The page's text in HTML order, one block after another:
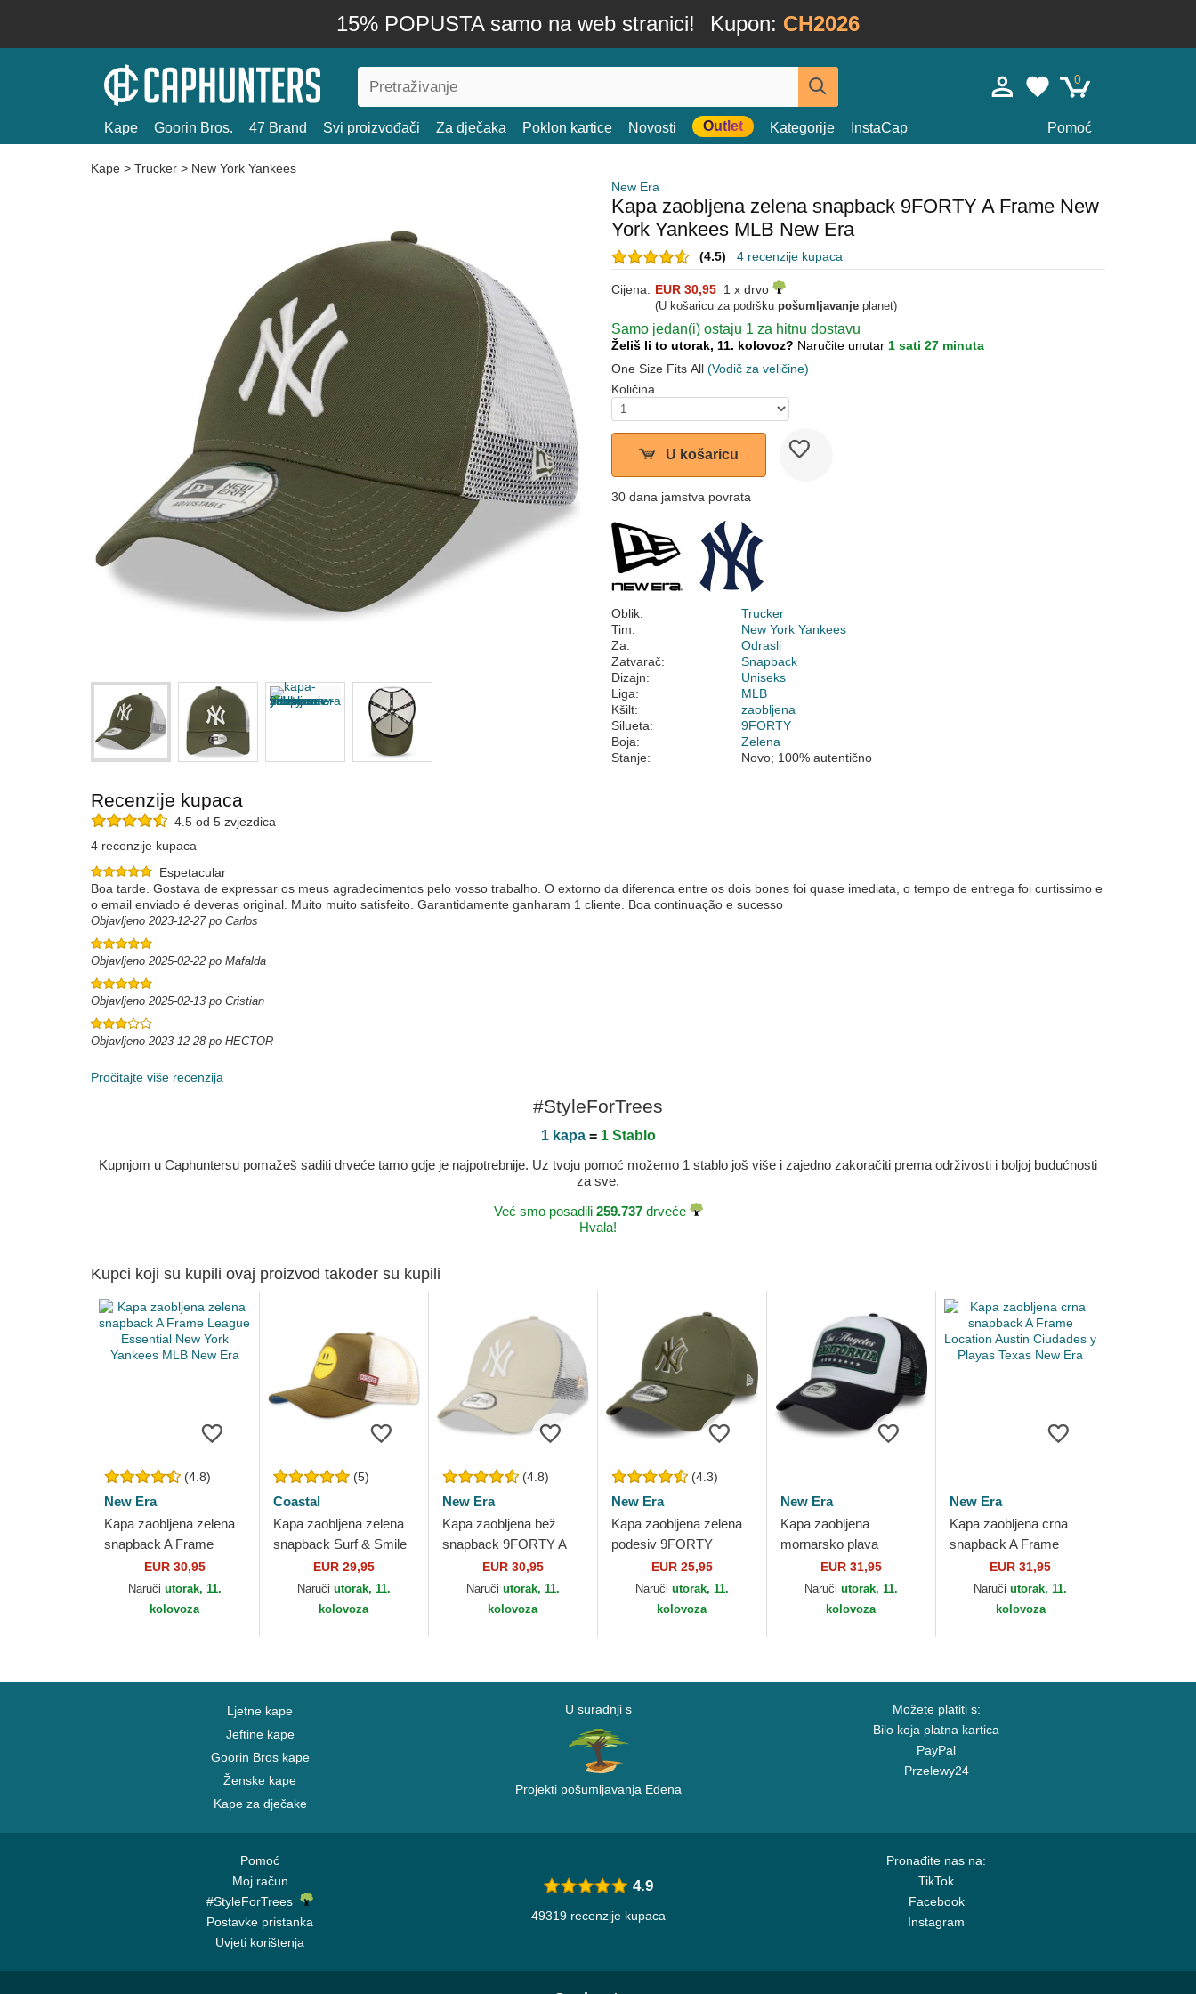
15% POPUSTA samo na web stranici! Kupon: CH2026
0
Kape Goorin Bros. 47 Brand Svi proizvođači Za dječaka Poklon kartice Novosti Outlet Kategorije InstaCap Pomoć
Kape > Trucker > New York Yankees
New Era
Kapa zaobljena zelena snapback 9FORTY A Frame New
York Yankees MLB New Era
(4.5) 4 recenzije kupaca
Cijena: EUR 30,95 1 x drvo
(U košaricu za podršku pošumljavanje planet)
Samo jedan(i) ostaju 1 za hitnu dostavu
Želiš li to utorak, 11. kolovoz? Naručite unutar 1 sati 27 minuta
One Size Fits All (Vodič za veličine)
Količina
U košaricu
30 dana jamstva povrata
Oblik:
Trucker
Tim:
New York Yankees
Za:
Odrasli
Zatvarač:
Snapback
Dizajn:
Uniseks
Liga:
MLB
Kšilt:
zaobljena
Silueta:
9FORTY
Boja:
Zelena
Stanje:
Novo; 100% autentično
Recenzije kupaca
4.5 od 5 zvjezdica
4 recenzije kupaca
Espetacular
Boa tarde. Gostava de expressar os meus agradecimentos pelo vosso trabalho. O extorno da diferenca entre os dois bones foi quase imediata, o tempo de entrega foi curtissimo e
o email enviado é deveras original. Muito muito satisfeito. Garantidamente ganharam 1 cliente. Boa continuação e sucesso
Objavljeno 2023-12-27 po Carlos
Objavljeno 2025-02-22 po Mafalda
Objavljeno 2025-02-13 po Cristian
Objavljeno 2023-12-28 po HECTOR
Pročitajte više recenzija
#StyleForTrees
1 kapa= 1 Stablo
Kupnjom u Caphuntersu pomažeš saditi drveće tamo gdje je najpotrebnije. Uz tvoju pomoć možemo 1 stablo još više i zajedno zakoračiti prema održivosti i boljoj budućnosti
za sve.
Već smo posadili 259.737drveće
Hvala!
Kupci koji su kupili ovaj proizvod također su kupili
(4.8)
New Era
Kapa zaobljena zelena
snapback A Frame
League Essential New
York Yankees MLB
New Era
EUR 30,95
Naruči utorak, 11.
kolovoza
(5)
Coastal
Kapa zaobljena zelena
snapback Surf & Smile
HFT Coastal
EUR 29,95
Naruči utorak, 11.
kolovoza
(4.8)
New Era
Kapa zaobljena bež
snapback 9FORTY A
Frame New York
Yankees MLB New Era
EUR 30,95
Naruči utorak, 11.
kolovoza
(4.3)
New Era
Kapa zaobljena zelena
podesiv 9FORTY
Outline New York
Yankees MLB New Era
EUR 25,95
Naruči utorak, 11.
kolovoza
New Era
Kapa zaobljena
mornarsko plava
snapback A Frame
Location Los Angeles
Ciudades y Playas
EUR 31,95
Naruči utorak, 11.
kolovoza
New Era
Kapa zaobljena crna
snapback A Frame
Location Austin
Ciudades y Playas
Texas New Era
EUR 31,95
Naručiutorak, 11.
kolovoza
Ljetne kape
Jeftine kape
Goorin Bros kape
Ženske kape
Kape za dječake
U suradnji s
Projekti pošumljavanja Edena
Možete platiti s:
Bilo koja platna kartica
PayPal
Przelewy24
Pomoć
Moj račun
#StyleForTrees
Postavke pristanka
Uvjeti korištenja
Pronađite nas na:
TikTok
Facebook
Instagram
4.9
49319 recenzije kupaca